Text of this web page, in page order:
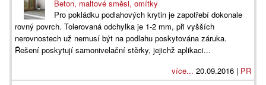
Beton, maltové směsi, omítky
Pro pokládku podlahových krytin je zapotřebí dokonale
rovný povrch. Tolerovaná odchylka je 1-2 mm, při vyšších
nerovnostech už nemusí být na podlahu poskytována záruka.
Řešení poskytují samonivelační stěrky, jejichž aplikaci...
více... 20.09.2016 | PR